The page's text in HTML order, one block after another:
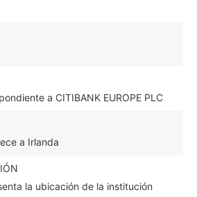
a CITIBANK EUROPE PLC
a Irlanda
la ubicación de la institución